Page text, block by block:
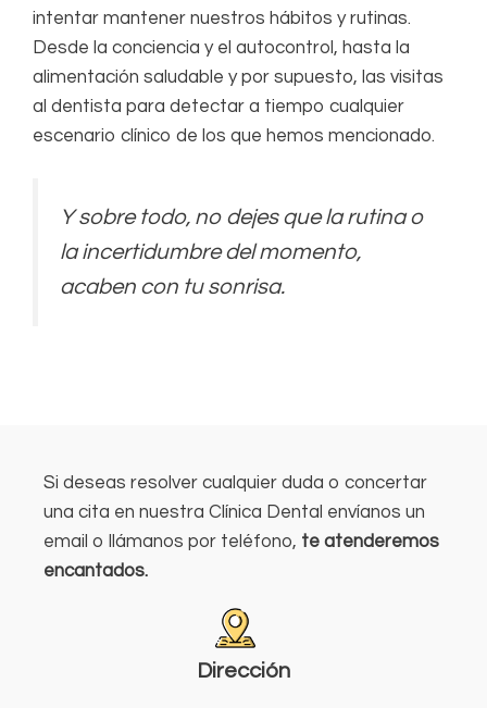
intentar mantener nuestros hábitos y rutinas.
Desde la conciencia y el autocontrol, hasta la
alimentación saludable y por supuesto, las visitas
al dentista para detectar a tiempo cualquier
escenario clínico de los que hemos mencionado.
Y sobre todo, no dejes que la rutina o
la incertidumbre del momento,
acaben con tu sonrisa.
Si deseas resolver cualquier duda o concertar
una cita en nuestra Clínica Dental envíanos un
email o llámanos por teléfono, te atenderemos
encantados.
Dirección